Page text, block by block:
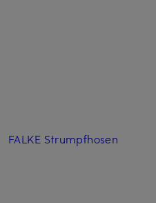
FALKE Strumpfhosen